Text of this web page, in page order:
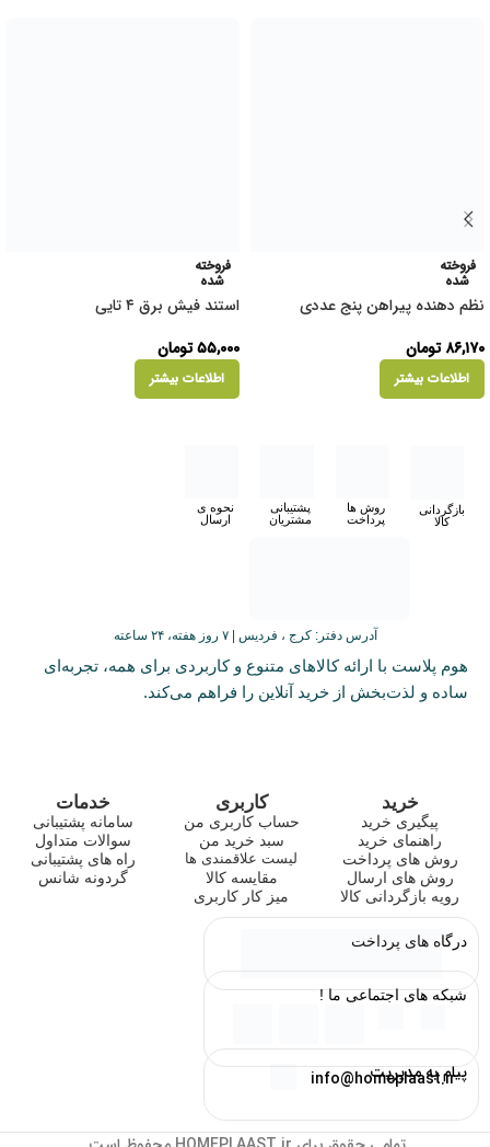
فروخته
شده
نظم دهنده پیراهن پنج عددی
۸۶,۱۷۰ تومان
اطلاعات بیشتر
فروخته
شده
استند فیش برق ۴ تایی
۵۵,۰۰۰تومان
اطلاعات بیشتر
بازگردانی
کالا
روش ها
پرداخت
پشتیبانی
مشتریان
نحوه ی
ارسال
آدرس دفتر: کرج ، فردیس | ۷ روز هفته، ۲۴ ساعته
هوم پلاست با ارائه کالاهای متنوع و کاربردی برای همه، تجربه‌ای
ساده و لذت‌بخش از خرید آنلاین را فراهم می‌کند.
خرید
پیگیری خرید
راهنمای خرید
روش های پرداخت
روش های ارسال
رویه بازگردانی کالا
کاربری
حساب کاربری من
سبد خرید من
لیست علاقمندی ها
مقایسه کالا
میز کار کاربری
خدمات
سامانه پشتیبانی
سوالات متداول
راه های پشتیبانی
گردونه شانس
درگاه های پرداخت
شبکه های اجتماعی ما !
پیام به مدیریت
info@homeplaast.ir